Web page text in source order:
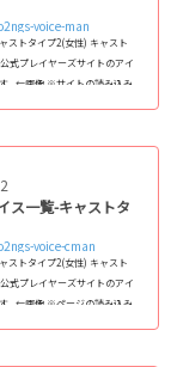
voice-man
ストタイプ2(女性) キャスト
式プレイヤーズサイトのアイ
｡ ←画像 ※サイトの読み込み
おり、環境によってはご利
い場合は、セキュリティソ
ス一覧-キャストタ
voice-cman
ストタイプ2(女性) キャスト
式プレイヤーズサイトのアイ
｡ ←画像 ※ページの読み込み